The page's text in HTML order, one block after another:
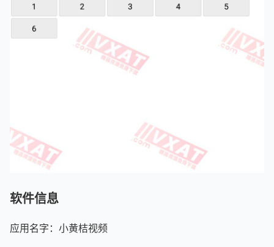
软件信息
应用名字：小黄桔视频